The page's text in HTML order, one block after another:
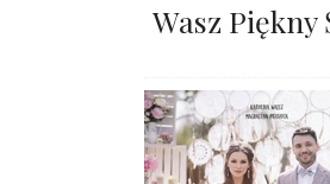
Wasz Piękny